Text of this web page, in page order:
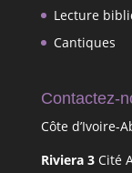
Lecture
Cantiques
Contactez-
Côte d’Ivoire-
Riviera 3Cité